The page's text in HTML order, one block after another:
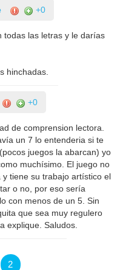
+0
todas las letras y le darías
hinchadas.
+0
de comprension lectora.
un 7 lo entenderia si te
juegos la abarcan) yo
muchísimo. El juego no
tiene su trabajo artístico el
o no, por eso sería
con menos de un 5. Sin
que sea muy regulero
explique. Saludos.
2